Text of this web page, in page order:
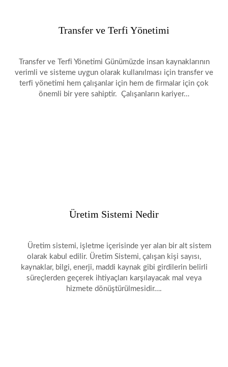
Transfer ve Terfi Yönetimi
Transfer ve Terfi Yönetimi Günümüzde insan kaynaklarının
verimli ve sisteme uygun olarak kullanılması için transfer ve
terfi yönetimi hem çalışanlar için hem de firmalar için çok
önemli bir yere sahiptir. Çalışanların kariyer…
Üretim Sistemi Nedir
Üretim sistemi, işletme içerisinde yer alan bir alt sistem
olarak kabul edilir. Üretim Sistemi, çalışan kişi sayısı,
kaynaklar, bilgi, enerji, maddi kaynak gibi girdilerin belirli
süreçlerden geçerek ihtiyaçları karşılayacak mal veya
hizmete dönüştürülmesidir….